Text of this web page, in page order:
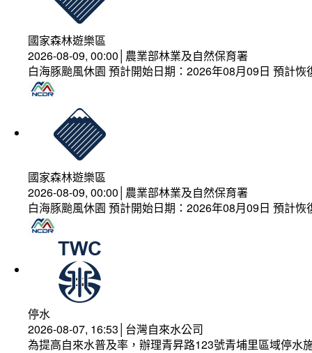
國家森林遊樂區
2026-08-09, 00:00│農業部林業及自然保育署
白海豚颱風休園 預計開始日期：2026年08月09日 預計
國家森林遊樂區
2026-08-09, 00:00│農業部林業及自然保育署
白海豚颱風休園 預計開始日期：2026年08月09日 預計
停水
2026-08-07, 16:53│台灣自來水公司
為提高自來水普及率，辦理青昇路123號青埔里區域停水